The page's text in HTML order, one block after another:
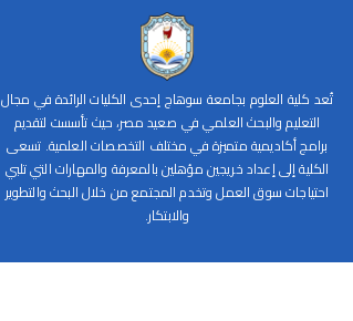
تُعد كلية العلوم بجامعة سوهاج إحدى الكليات الرائدة في مجال
التعليم والبحث العلمي في صعيد مصر، حيث تأسست لتقديم
برامج أكاديمية متميزة في مختلف التخصصات العلمية. تسعى
الكلية إلى إعداد خريجين مؤهلين بالمعرفة والمهارات التي تلبي
احتياجات سوق العمل وتخدم المجتمع من خلال البحث والتطوير
والابتكار.